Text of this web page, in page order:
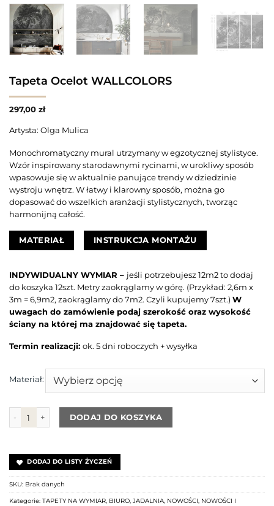
Tapeta Ocelot WALLCOLORS
297,00 zł
Artysta: Olga Mulica
Monochromatyczny mural utrzymany w egzotycznej stylistyce.
Wzór inspirowany starodawnymi rycinami, w urokliwy sposób
wpasowuje się w aktualnie panujące trendy w dziedzinie
wystroju wnętrz. W łatwy i klarowny sposób, można go
dopasować do wszelkich aranżacji stylistycznych, tworząc
harmonijną całość.
MATERIAŁ INSTRUKCJA MONTAŻU
INDYWIDUALNY WYMIAR – jeśli potrzebujesz 12m2 to dodaj
do koszyka 12szt. Metry zaokrąglamy w górę. (Przykład: 2,6m x
3m = 6,9m2, zaokrąglamy do 7m2. Czyli kupujemy 7szt.) W
uwagach do zamówienie podaj szerokość oraz wysokość
ściany na której ma znajdować się tapeta.
Termin realizacji: ok. 5 dni roboczych + wysyłka
Materiał:
ilość Tapeta Ocelot WALLCOLORS
DODAJ DO KOSZYKA
DODAJ DO LISTY ŻYCZEŃ
SKU: Brak danych
Kategorie: TAPETY NA WYMIAR, BIURO, JADALNIA, NOWOŚCI, NOWOŚCI I